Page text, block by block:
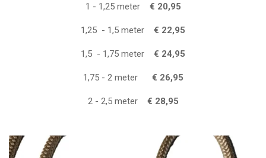
1 - 1,25 meter € 20,95
1,25 - 1,5 meter € 22,95
1,5 - 1,75 meter € 24,95
1,75 - 2 meter € 26,95
2 - 2,5 meter € 28,95